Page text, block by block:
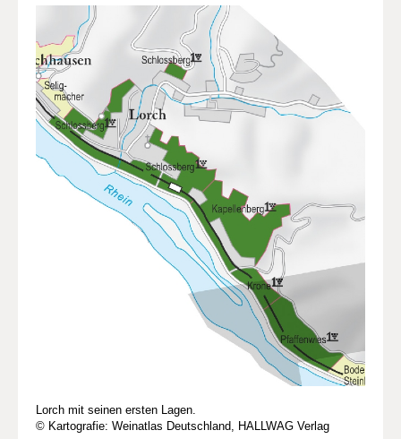
Lorch mit seinen ersten Lagen.
© Kartografie: Weinatlas Deutschland, HALLWAG Verlag